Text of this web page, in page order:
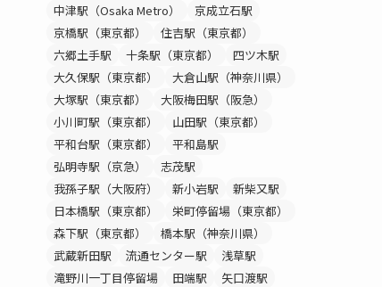
〇 8,800円~
〇 8,778円~
中津駅（Osaka Metro）
京成立石駅
京橋駅（東京都）
住吉駅（東京都）
六郷土手駅
十条駅（東京都）
四ツ木駅
大久保駅（東京都）
大倉山駅（神奈川県）
大塚駅（東京都）
大阪梅田駅（阪急）
小川町駅（東京都）
山田駅（東京都）
平和台駅（東京都）
平和島駅
弘明寺駅（京急）
志茂駅
我孫子駅（大阪府）
新小岩駅
新柴又駅
日本橋駅（東京都）
栄町停留場（東京都）
森下駅（東京都）
橋本駅（神奈川県）
武蔵新田駅
流通センター駅
浅草駅
滝野川一丁目停留場
田端駅
矢口渡駅